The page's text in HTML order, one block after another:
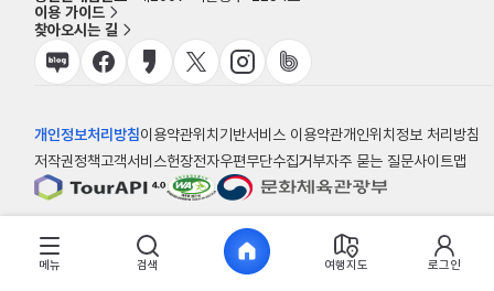
이용 가이드
찾아오시는 길
개인정보처리방침이용약관위치기반서비스 이용약관개인위치정보 처리방침
저작권정책고객서비스헌장전자우편무단수집거부자주 묻는 질문사이트맵
© 한국관광공사
메뉴 검색 여행지도 로그인